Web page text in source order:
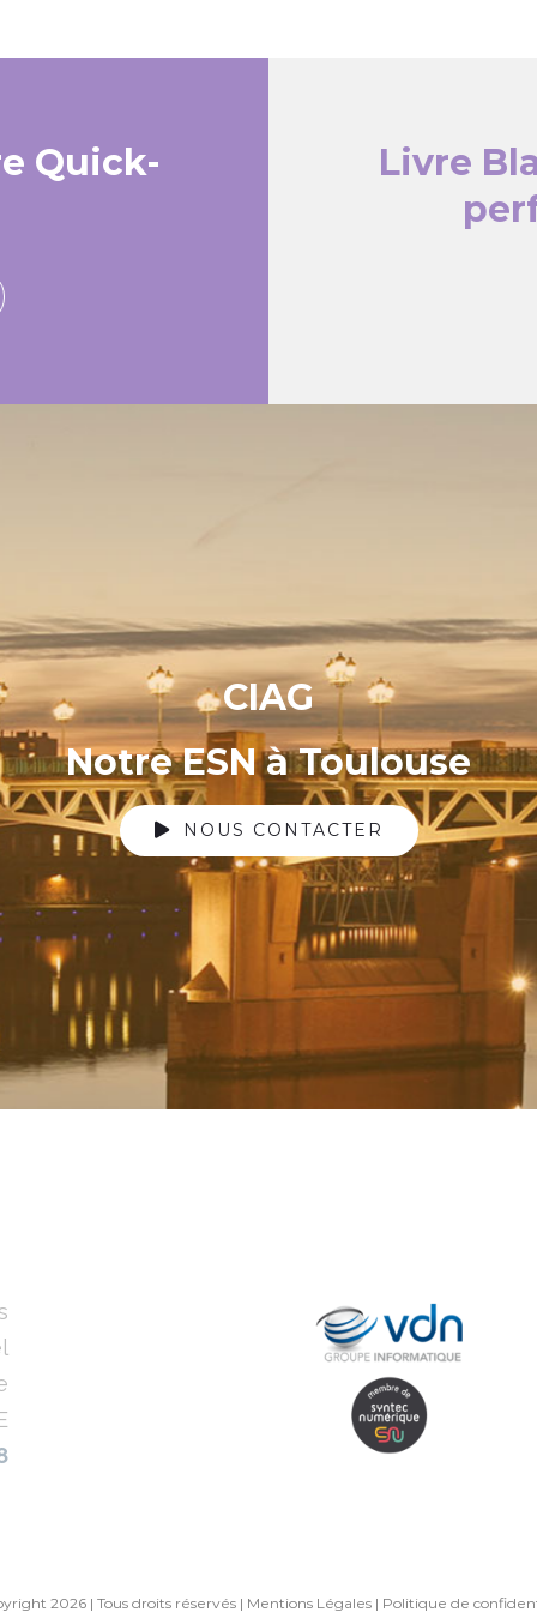
Quick-
Livre
CIAG
Notre ESN à Toulouse
NOUS CONTACTER
2026 | Tous droits réservés | Mentions Légales| Politique de